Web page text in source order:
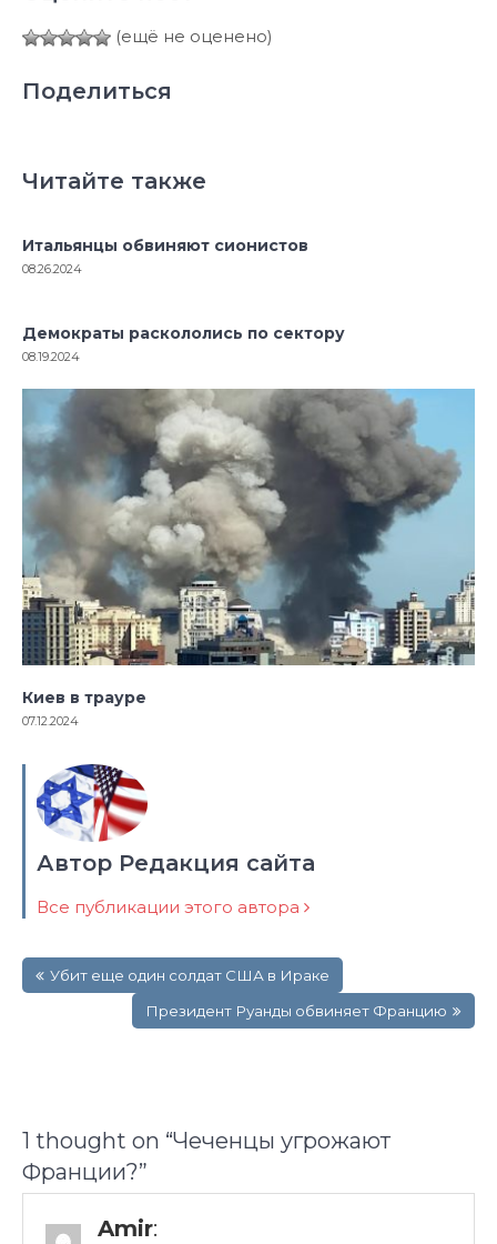
(ещё не оценено)
Поделиться
Читайте также
Итальянцы обвиняют сионистов
08.26.2024
Демократы раскололись по сектору
08.19.2024
Киев в трауре
07.12.2024
Автор Редакция сайта
Все публикации этого автора
поУбит еще один солдат США в Ираке
Президент Руанды обвиняет Францию
1 thought on “Чеченцы угрожают
Франции?”
Amir: